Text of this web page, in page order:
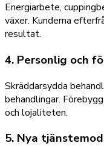
Energiarbete,
växer. Kunderna
resultat.
4. Personlig och
Skräddarsydda
behandlingar.
och lojaliteten.
5. Nya